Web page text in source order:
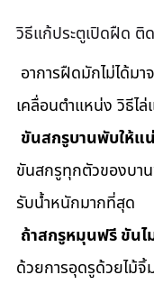
วิธีแก้ประตูเปิดฝืด ติ
เคลื่อนตำแหน่ง วิธีไล่
ขันสกรูบานพับให้แ
ขันสกรูทุกตัวของบา
รับน้ำหนักมากที่สุด
ถ้าสกรูหมุนฟรี ขัน
ด้วยการอุดรูด้วยไม้